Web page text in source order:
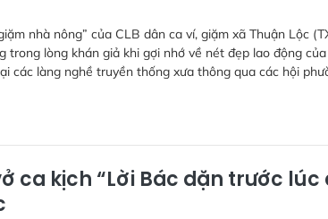
nhà nông” của CLB dân ca ví, giặm xã Thuận Lộc
trong lòng khán giả khi gợi nhớ về nét đẹp lao động của
các làng nghề truyền thống xưa thông qua các hội
ca kịch “Lời Bác dặn trước lúc